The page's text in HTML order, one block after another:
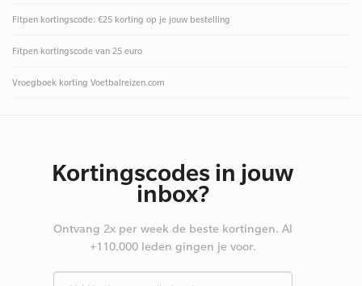
Fitpen kortingscode: €25 korting op je jouw bestelling
Fitpen kortingscode van 25 euro
Vroegboek korting Voetbalreizen.com
Kortingscodes in jouw
inbox?
Ontvang 2x per week de beste kortingen. Al
+110.000 leden gingen je voor.